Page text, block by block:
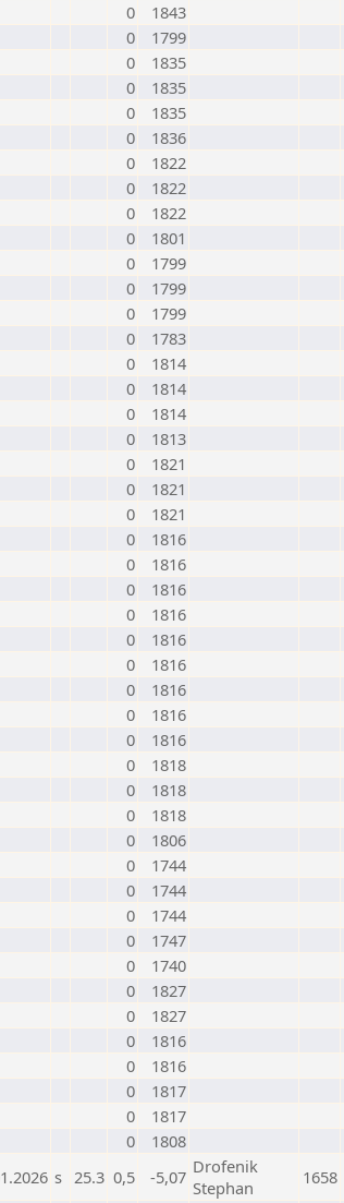
0
1843
0
1799
0
1835
0
1835
0
1835
0
1836
0
1822
0
1822
0
1822
0
1801
0
1799
0
1799
0
1799
0
1783
0
1814
0
1814
0
1814
0
1813
0
1821
0
1821
0
1821
0
1816
0
1816
0
1816
0
1816
0
1816
0
1816
0
1816
0
1816
0
1816
0
1818
0
1818
0
1818
0
1806
0
1744
0
1744
0
1744
0
1747
0
1740
0
1827
0
1827
0
1816
0
1816
0
1817
0
1817
0
1808
s 25.3 0,5 -5,07 Drofenik
Stephan
1658